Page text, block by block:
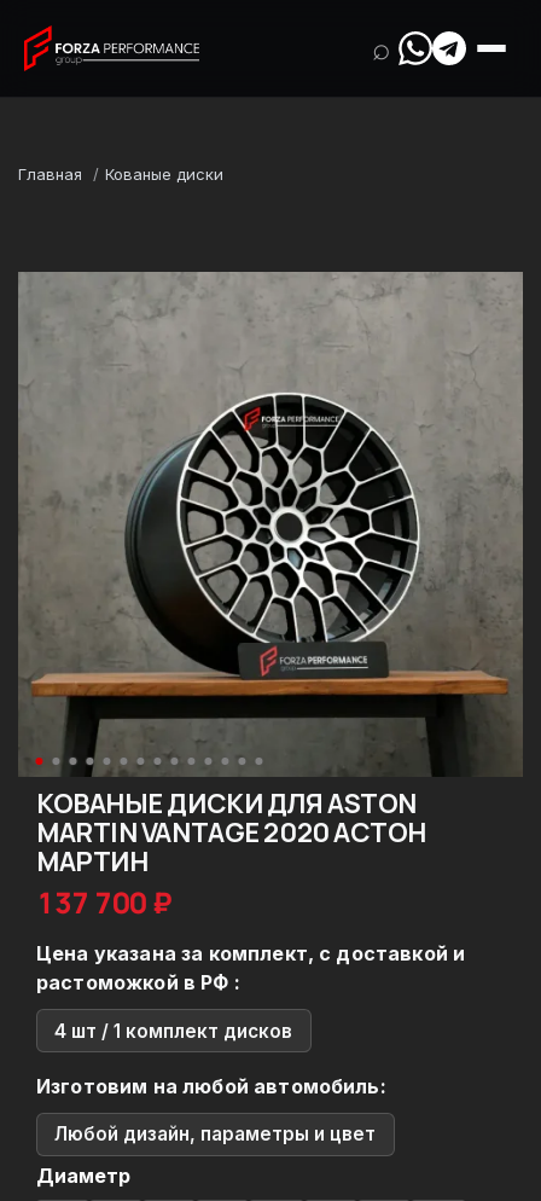
⌕
Главная Кованые диски
КОВАНЫЕ ДИСКИ ДЛЯ ASTON
MARTIN VANTAGE 2020 АСТОН
МАРТИН
137 700 ₽
Цена указана за комплект, с доставкой и
растоможкой в РФ :
4 шт / 1 комплект дисков
Изготовим на любой автомобиль:
Любой дизайн, параметры и цвет
Диаметр
Aston Martin